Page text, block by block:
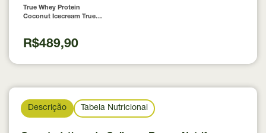
True Whey Protein
Coconut Icecream True
R$489,90
Descrição Tabela Nutricional